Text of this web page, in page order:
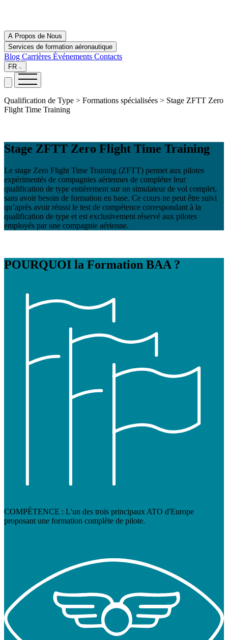
A Propos de Nous
Services de formation aéronautique
Blog Carrières Événements Contacts
FR
Qualification de Type > Formations spécialisées > Stage ZFTT Zero
Flight Time Training
Stage ZFTT Zero Flight Time Training
Le stage Zero Flight Time Training (ZFTT) permet aux pilotes
expérimentés de compagnies aériennes de compléter leur
qualification de type entièrement sur un simulateur de vol complet,
sans avoir besoin de formation en base. Ce cours ne peut être suivi
qu’après avoir réussi le test de compétence correspondant à la
qualification de type et est exclusivement réservé aux pilotes
employés par une compagnie aérienne.
POURQUOI la Formation BAA ?
COMPÉTENCE : L'un des trois principaux ATO d'Europe
proposant une formation complète de pilote.